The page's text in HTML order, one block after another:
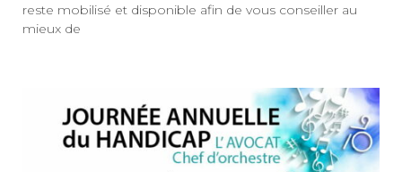
reste mobilisé et disponible afin de vous conseiller au
mieux de